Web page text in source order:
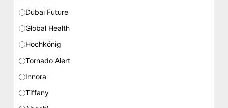
Dubai Future
Global Health
Hochkönig
Tornado Alert
Innora
Tiffany